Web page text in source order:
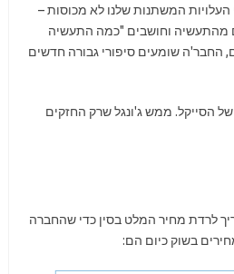
העלויות המשתנות שלנו לא מכוסות –
מהתעשיה וחושבים "כמה התעשיה
החבר'ה שומעים סיפורי גבורה חדשים
הסייקל. ממש ג'ונגל שרק החזקים
לאן צריך לרדת מחיר המלט בסין כדי שהחברה